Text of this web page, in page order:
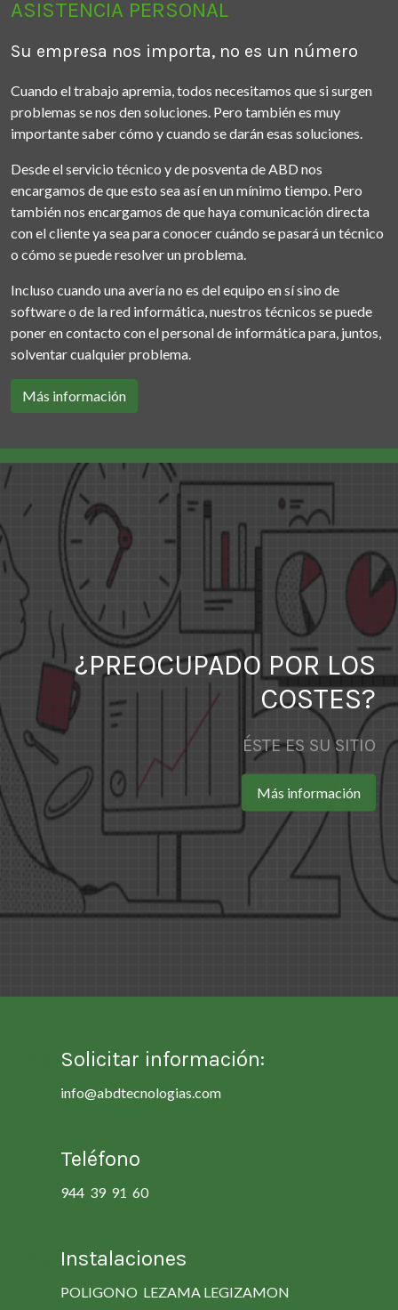
ASISTENCIA PERSONAL
Su empresa nos importa, no es un número
Cuando el trabajo apremia, todos necesitamos que si surgen
problemas se nos den soluciones. Pero también es muy
importante saber cómo y cuando se darán esas soluciones.
Desde el servicio técnico y de posventa de ABD nos
encargamos de que esto sea así en un mínimo tiempo. Pero
también nos encargamos de que haya comunicación directa
con el cliente ya sea para conocer cuándo se pasará un técnico
o cómo se puede resolver un problema.
Incluso cuando una avería no es del equipo en sí sino de
software o de la red informática, nuestros técnicos se puede
poner en contacto con el personal de informática para, juntos,
solventar cualquier problema.
Más información
¿PREOCUPADO POR LOS
COSTES?
ÉSTE ES SU SITIO
Más información
Solicitar información:
info@abdtecnologias.com
Teléfono
944 39 91 60
Instalaciones
POLIGONO LEZAMA LEGIZAMON